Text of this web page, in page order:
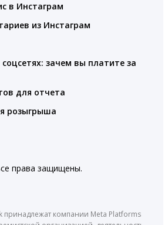
в Инстаграм
из Инстаграм
зачем вы платите за
для отчета
розыгрыша
права защищены.
принадлежат компании Meta Platforms